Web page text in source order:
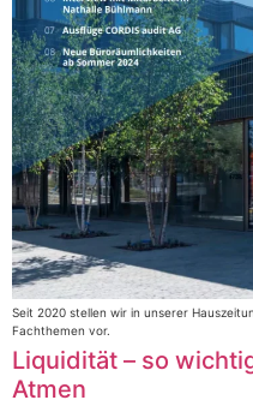
Seit 2020 stellen wir in unserer
Fachthemen vor.
Liquidität – so
Atmen